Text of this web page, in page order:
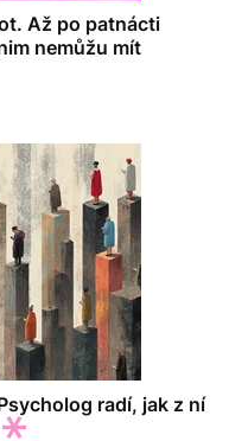
Až po patnácti
nemůžu mít
radí, jak z ní